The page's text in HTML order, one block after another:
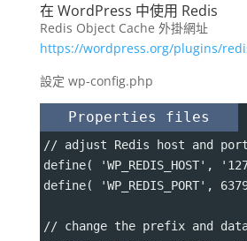
在 WordPress 中使用 Redis
Redis Object Cache 外掛網址
https://wordpress.org/plugins/
設定 wp-config.php
Properties files
// adjust Redis host and
define( 'WP_REDIS_HOST',
define( 'WP_REDIS_PORT',
// change the prefix and